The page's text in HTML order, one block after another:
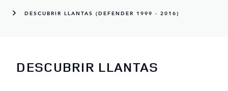
DESCUBRIR LLANTAS (DEFENDER 1999 - 2016)
DESCUBRIR LLANTAS